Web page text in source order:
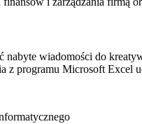
nabyte wiadomości do
z programu Microsoft Excel